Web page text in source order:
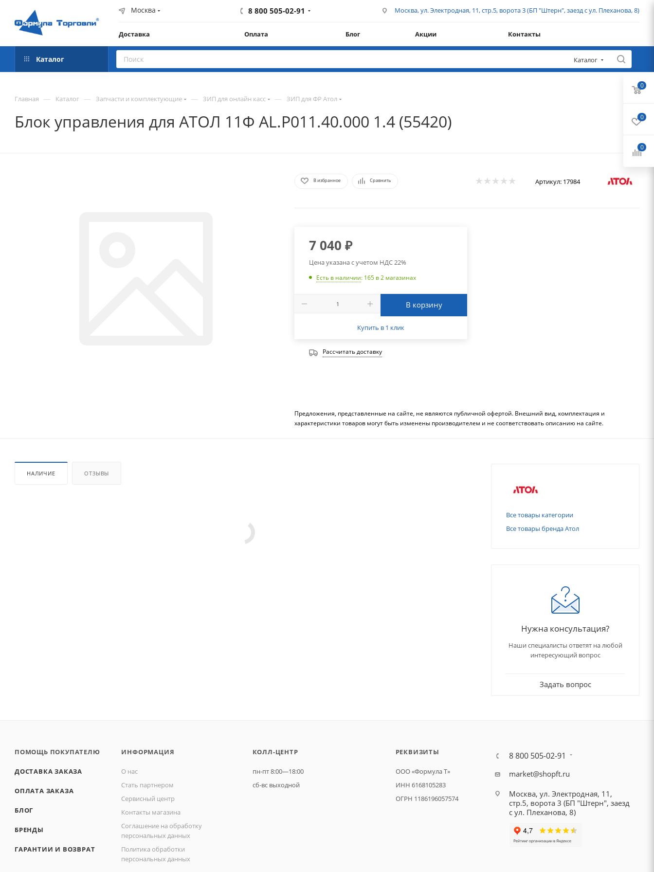
Москва 8 800 505-02-91 Москва, ул. Электродная, 11, стр.5, ворота 3 (БП "Штерн", заезд с ул. Плеханова, 8)
Доставка Оплата Блог Акции Контакты
Каталог Каталог
Главная — Каталог — Запчасти и комплектующие — ЗИП для онлайн касс — ЗИП для ФР Атол
Блок управления для АТОЛ 11Ф AL.P011.40.000 1.4 (55420)
В избранное Сравнить Артикул: 17984
7 040 ₽
Цена указана с учетом НДС 22%
Есть в наличии: 165 в 2 магазинах
В корзину
Купить в 1 клик
Рассчитать доставку
Предложения, представленные на сайте, не являются публичной офертой. Внешний вид, комплектация и
характеристики товаров могут быть изменены производителем и не соответствовать описанию на сайте.
НАЛИЧИЕ ОТЗЫВЫ
Все товары категории
Все товары бренда Атол
Нужна консультация?
Наши специалисты ответят на любой
интересующий вопрос
Задать вопрос
ПОМОЩЬ ПОКУПАТЕЛЮ
ДОСТАВКА ЗАКАЗА
ОПЛАТА ЗАКАЗА
БЛОГ
БРЕНДЫ
ГАРАНТИИ И ВОЗВРАТ
ИНФОРМАЦИЯ
О нас
Стать партнером
Сервисный центр
Контакты магазина
Соглашение на обработку
персональных данных
Политика обработки
персональных данных
КОЛЛ-ЦЕНТР
пн-пт 8:00—18:00
сб-вс выходной
РЕКВИЗИТЫ
ООО «Формула Т»
ИНН 6168105283
ОГРН 1186196057574
8 800 505-02-91
market@shopft.ru
Москва, ул. Электродная, 11,
стр.5, ворота 3 (БП "Штерн", заезд
с ул. Плеханова, 8)
0
0
0